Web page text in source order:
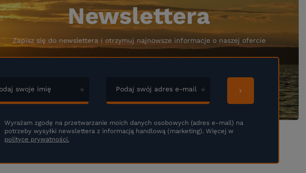
Newslettera
Zapisz się do newslettera i otrzymuj najnowsze informacje o naszej ofercie
swoje imię Podaj swój adres e-mail
Wyrażam zgodę na przetwarzanie moich danych osobowych (adres e-mail) na
potrzeby wysyłki newslettera z informacją handlową (marketing). Więcej w
polityce prywatności.